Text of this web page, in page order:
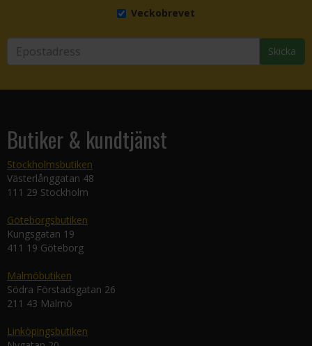
Veckobrevet
Skicka
Butiker & kundtjänst
Stockholmsbutiken
Västerlånggatan 48
111 29 Stockholm
Göteborgsbutiken
Kungsgatan 19
411 19 Göteborg
Malmöbutiken
Södra Förstadsgatan 26
211 43 Malmö
Linköpingsbutiken